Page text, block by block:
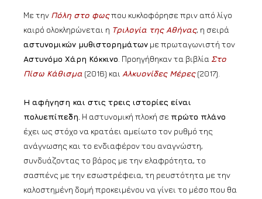
Με την Πόλη στο φωςπου κυκλοφόρησε πριν από λίγο
καιρό ολοκληρώνεται η Τριλογία της Αθήνας, η σειρά
αστυνομικών μυθιστορημάτων με πρωταγωνιστή τον
Αστυνόμο Χάρη Κόκκινο. Προηγήθηκαν τα βιβλία Στο
Πίσω Κάθισμα (2016) και Αλκυονίδες Μέρες(2017).
Η αφήγηση και στις τρεις ιστορίες είναι
πολυεπίπεδη. Η αστυνομική πλοκή σε πρώτο πλάνο
έχει ως στόχο να κρατάει αμείωτο τον ρυθμό της
ανάγνωσης και το ενδιαφέρον του αναγνώστη,
συνδυάζοντας το βάρος με την ελαφρότητα, το
σασπένς με την εσωστρέφεια, τη ρευστότητα με την
καλοστημένη δομή προκειμένου να γίνει το μέσο που θα